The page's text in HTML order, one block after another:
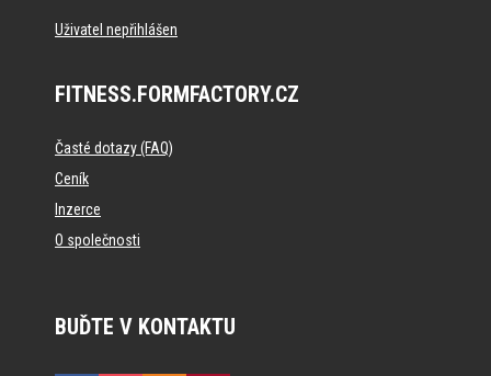
Uživatel nepřihlášen
FITNESS.FORMFACTORY.CZ
Časté dotazy (FAQ)
Ceník
Inzerce
O společnosti
BUĎTE V KONTAKTU